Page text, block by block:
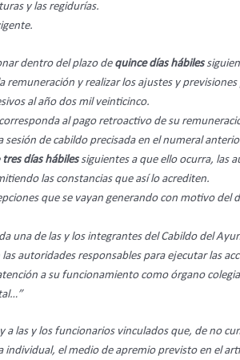
y las regidurías.
dentro del plazo de quince días hábiles
remuneración y realizar los ajustes y
al año dos mil veinticinco.
al pago retroactivo de su
sesión de cabildo precisada en el numeral
tres días hábilessiguientes a que ello ocurra, las
las constancias que así lo acrediten.
que se vayan generando con motivo del
una de las y los integrantes del Cabildo del
autoridades responsables para ejecutar las
a su funcionamiento como órgano
a las y los funcionarios vinculados que, de no
el medio de apremio previsto en el